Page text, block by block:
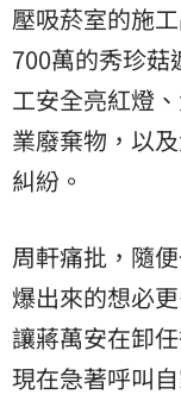
壓吸菸室的施
700萬的秀珍
工安全亮紅燈
業廢棄物，以
糾紛。
周軒痛批，隨
爆出來的想必
讓蔣萬安在卸
現在急著呼叫